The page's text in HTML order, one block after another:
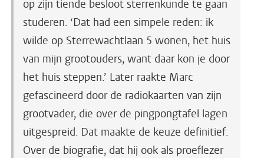
op zijn tiende besloot sterrenkunde te gaan
studeren. ‘Dat had een simpele reden: ik
wilde op Sterrewachtlaan 5 wonen, het huis
van mijn grootouders, want daar kon je door
het huis steppen.’ Later raakte Marc
gefascineerd door de radiokaarten van zijn
grootvader, die over de pingpongtafel lagen
uitgespreid. Dat maakte de keuze definitief.
Over de biografie, dat hij ook als proeflezer